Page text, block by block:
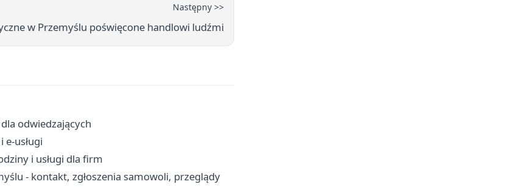
Następny >>
w Przemyślu poświęcone handlowi ludźmi
odwiedzających
usługi
i usługi dla firm
- kontakt, zgłoszenia samowoli, przeglądy